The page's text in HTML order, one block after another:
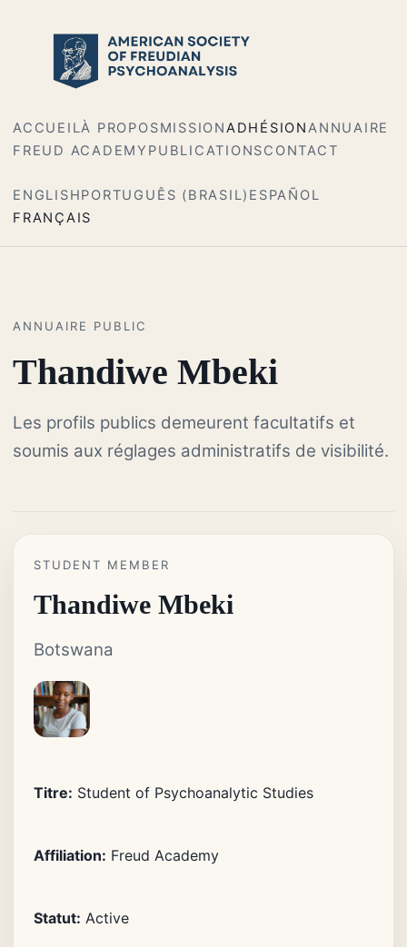
ACCUEILÀ PROPOSMISSIONADHÉSIONANNUAIRE
FREUD ACADEMY PUBLICATIONSCONTACT
ENGLISHPORTUGUÊS (BRASIL) ESPAÑOL
FRANÇAIS
ANNUAIRE PUBLIC
Thandiwe Mbeki
Les profils publics demeurent facultatifs et
soumis aux réglages administratifs de visibilité.
STUDENT MEMBER
Thandiwe Mbeki
Botswana
Titre: Student of Psychoanalytic Studies
Affiliation: Freud Academy
Statut: Active